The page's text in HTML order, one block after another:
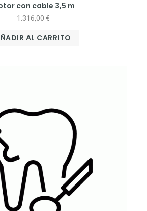
con cable 3,5 m
1.316,00 €
AL CARRITO